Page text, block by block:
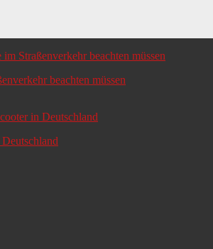
beachten müssen